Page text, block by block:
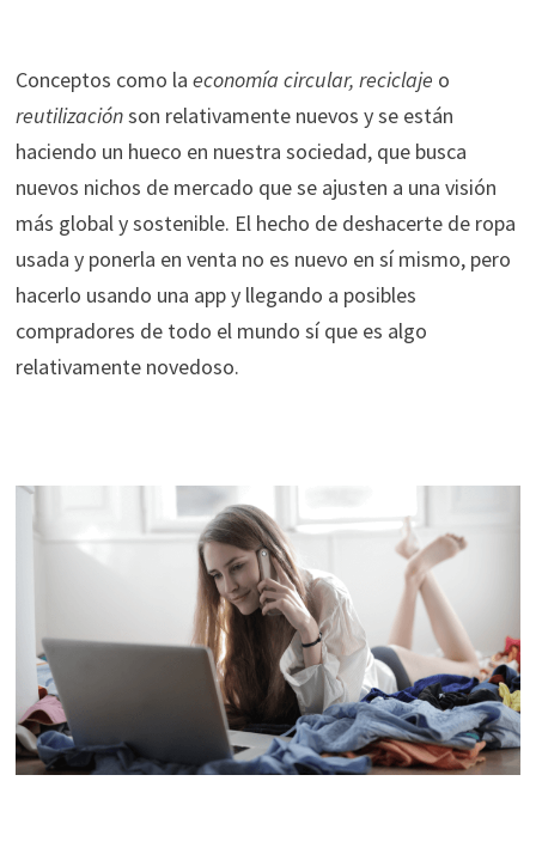
Conceptos como la economía circular, reciclaje o
reutilizaciónson relativamente nuevos y se están
haciendo un hueco en nuestra sociedad, que busca
nuevos nichos de mercado que se ajusten a una visión
más global y sostenible. El hecho de deshacerte de ropa
usada y ponerla en venta no es nuevo en sí mismo, pero
hacerlo usando una app y llegando a posibles
compradores de todo el mundo sí que es algo
relativamente novedoso.